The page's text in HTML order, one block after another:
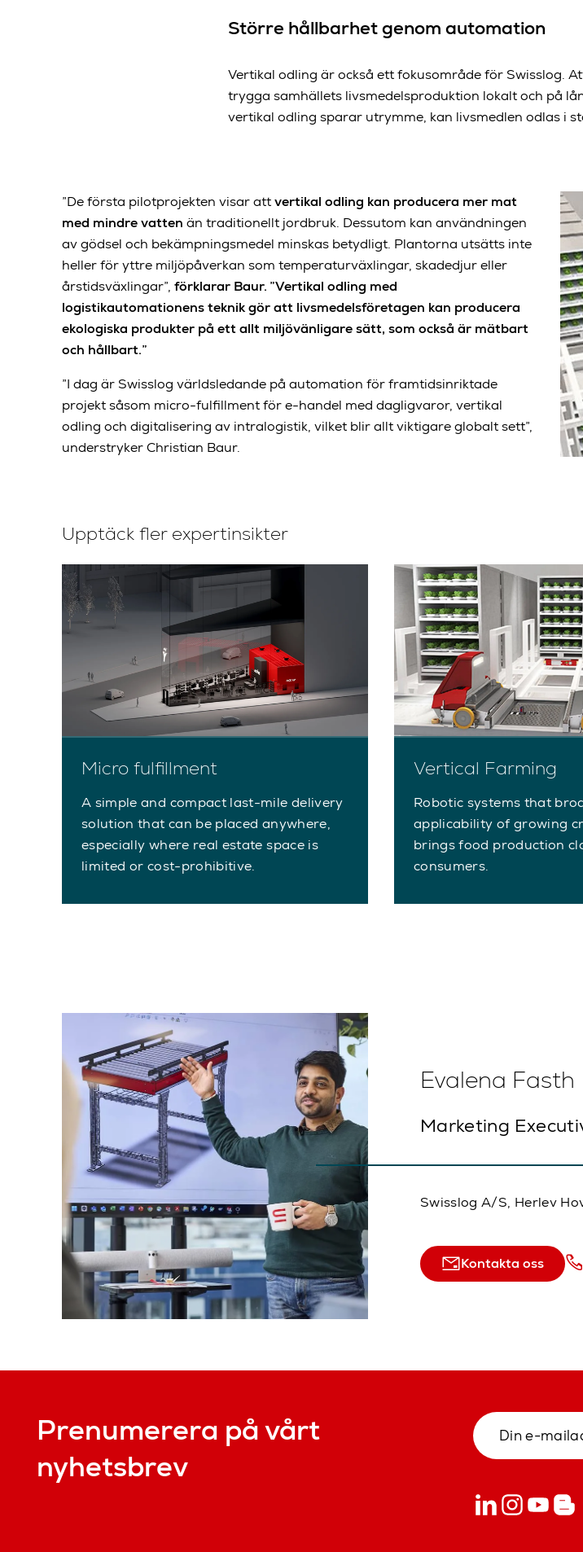
Större hållbarhet genom automation
Vertikal odling är också ett fokusområde för Swisslog.
trygga samhällets livsmedelsproduktion lokalt och på
vertikal odling sparar utrymme, kan livsmedlen odlas i
”De första pilotprojekten visar attvertikal odling kan producera mer mat
med mindre vatten än traditionellt jordbruk. Dessutom kan användningen
av gödsel och bekämpningsmedel minskas betydligt. Plantorna utsätts inte
heller för yttre miljöpåverkan som temperaturväxlingar, skadedjur eller
årstidsväxlingar”, förklarar Baur. ”Vertikal odling med
logistikautomationens teknik gör att livsmedelsföretagen kan producera
ekologiska produkter på ett allt miljövänligare sätt, som också är mätbart
och hållbart.”
”I dag är Swisslog världsledande på automation för framtidsinriktade
projekt såsom micro-fulfillment för e-handel med dagligvaror, vertikal
odling och digitalisering av intralogistik, vilket blir allt viktigare globalt sett”,
understryker Christian Baur.
Upptäck fler expertinsikter
Micro fulfillment
A simple and compact last-mile delivery
solution that can be placed anywhere,
especially where real estate space is
limited or cost-prohibitive.
Vertical Farming
Robotic systems that
applicability of growing
brings food production
consumers.
Evalena Fasth
Marketing
Swisslog A/S, Herlev
Kontakta oss
Prenumerera på vårt
nyhetsbrev